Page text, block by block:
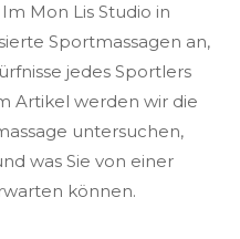
Mon Lis Studio in
Sportmassagen an,
jedes Sportlers
Artikel werden wir die
untersuchen,
was Sie von einer
können.